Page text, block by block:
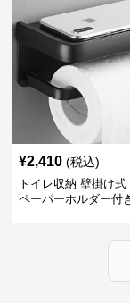
¥2,410 (税込)
トイレ収納 壁掛け式
ペーパーホルダー付